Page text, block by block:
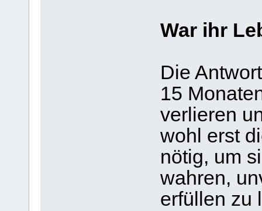
War ihr
Die
15
verlieren
wohl erst
nötig, um
wahren,
erfüllen zu